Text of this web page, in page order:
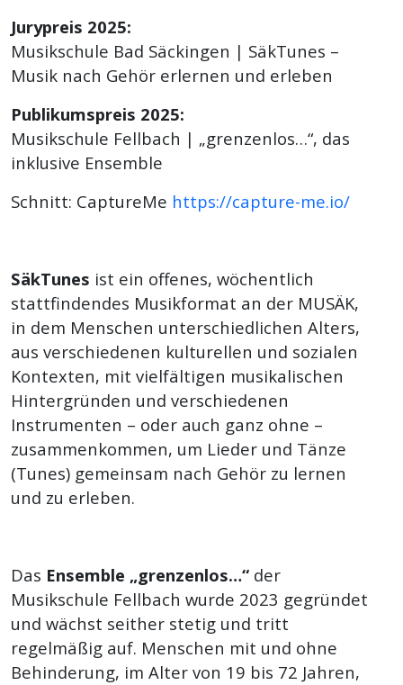
Jurypreis 2025:
Musikschule Bad Säckingen | SäkTunes –
Musik nach Gehör erlernen und erleben
Publikumspreis 2025:
Musikschule Fellbach | „grenzenlos…“, das
inklusive Ensemble
Schnitt: CaptureMe https://capture-me.io/
SäkTunes ist ein offenes, wöchentlich
stattfindendes Musikformat an der MUSÄK,
in dem Menschen unterschiedlichen Alters,
aus verschiedenen kulturellen und sozialen
Kontexten, mit vielfältigen musikalischen
Hintergründen und verschiedenen
Instrumenten – oder auch ganz ohne –
zusammenkommen, um Lieder und Tänze
(Tunes) gemeinsam nach Gehör zu lernen
und zu erleben.
Das Ensemble „grenzenlos…“ der
Musikschule Fellbach wurde 2023 gegründet
und wächst seither stetig und tritt
regelmäßig auf. Menschen mit und ohne
Behinderung, im Alter von 19 bis 72 Jahren,